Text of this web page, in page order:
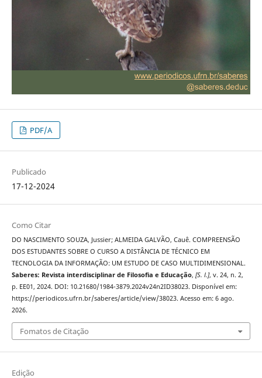
PDF/A
Publicado
17-12-2024
Como Citar
DO NASCIMENTO SOUZA, Jussier; ALMEIDA GALVÃO, Cauê. COMPREENSÃO
DOS ESTUDANTES SOBRE O CURSO A DISTÂNCIA DE TÉCNICO EM
TECNOLOGIA DA INFORMAÇÃO: UM ESTUDO DE CASO MULTIDIMENSIONAL.
Saberes: Revista interdisciplinar de Filosofia e Educação, [S. l.], v. 24, n. 2,
p. EE01, 2024. DOI: 10.21680/1984-3879.2024v24n2ID38023. Disponível em:
https://periodicos.ufrn.br/saberes/article/view/38023. Acesso em: 6 ago.
2026.
Fomatos de Citação
Edição